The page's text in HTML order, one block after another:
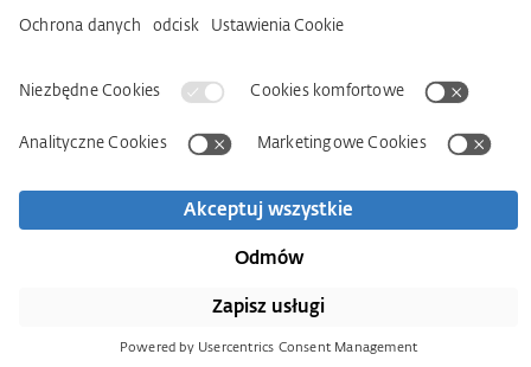
Kontakt
Wyszukiwarka partnerów